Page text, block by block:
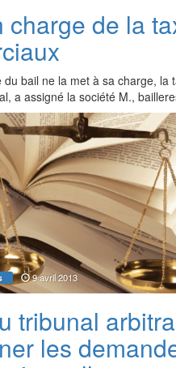
charge de la
du bail ne la met à sa charge, la
a assigné la société M.,
9 avril 2013
tribunal
les